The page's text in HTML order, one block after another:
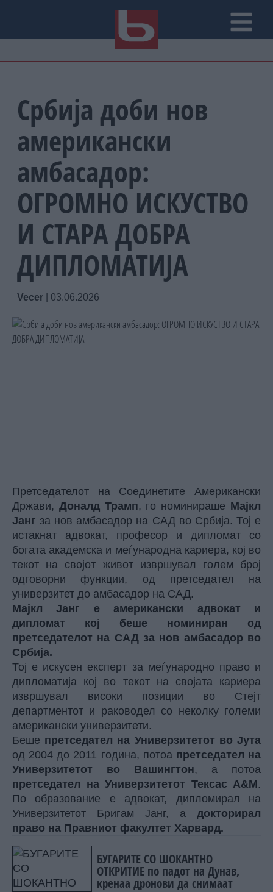
Србија доби нов
американски
амбасадор:
ОГРОМНО ИСКУСТВО
И СТАРА ДОБРА
ДИПЛОМАТИЈА
Vecer 03.06.2026
Претседателот на Соединетите Американски
Држави, Доналд Трамп, го номинираше Мајкл
Јанг за нов амбасадор на САД во Србија. Тој е
истакнат адвокат, професор и дипломат со
богата академска и меѓународна кариера, кој во
текот на својот живот извршувал голем број
одговорни функции, од претседател на
универзитет до амбасадор на САД.
Мајкл Јанг е американски адвокат и
дипломат кој беше номиниран од
претседателот на САД за нов амбасадор во
Србија.
Тој е искусен експерт за меѓународно право и
дипломатија кој во текот на својата кариера
извршувал високи позиции во Стејт
департментот и раководел со неколку големи
американски универзитети.
Беше претседател на Универзитетот во Јута
од 2004 до 2011 година, потоа претседател на
Универзитетот во Вашингтон, а потоа
претседател на Универзитетот Тексас А&М.
По образование е адвокат, дипломирал на
Универзитетот Бригам Јанг, а докторирал
право на Правниот факултет Харвард.
БУГАРИТЕ СО ШОКАНТНО
ОТКРИТИЕ по падот на Дунав,
кренаа дронови да снимаат